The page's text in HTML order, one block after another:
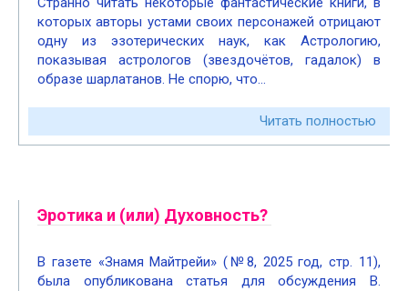
которых авторы устами своих персонажей отрицают
одну из эзотерических наук, как Астрологию,
показывая астрологов (звездочётов, гадалок) в
образе шарлатанов. Не спорю, что…
Читать полностью
Эротика и (или) Духовность?
В газете «Знамя Майтрейи» (№8, 2025 год, стр. 11),
была опубликована статья для обсуждения В.